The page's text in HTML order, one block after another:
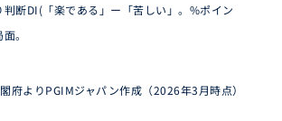
断DI(「楽である」ー「苦しい」。%ポイン
。
府よりPGIMジャパン作成（2026年3月時点）